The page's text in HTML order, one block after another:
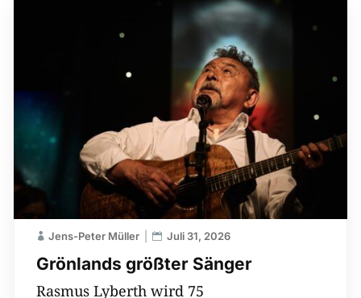
Grönlands größter Sänger
Jens-Peter Müller Juli 31, 2026
Rasmus Lyberth wird 75